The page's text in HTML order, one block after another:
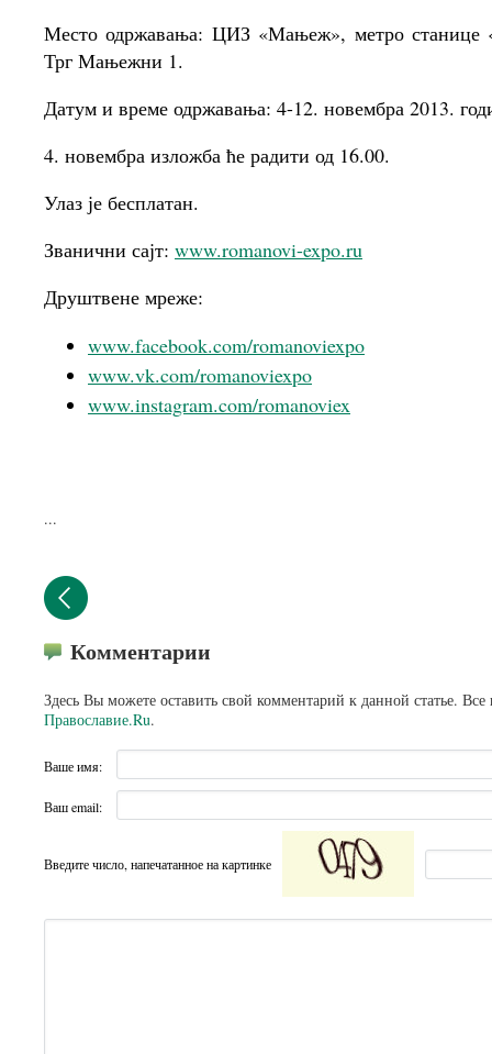
Место одржавања: ЦИЗ «Мањеж», метро станице
Трг Мањежни 1.
Датум и време одржавања: 4-12. новембра 2013.
4. новембра изложба ће радити од 16.00.
Улаз је бесплатан.
Званични сајт: www.romanovi-expo.ru
Друштвене мреже:
www.facebook.com/romanoviexpo
www.vk.com/romanoviexpo
www.instagram.com/romanoviex
...
Комментарии
Здесь Вы можете оставить свой комментарий к данной статье.
Православие.Ru.
Ваше имя:
Ваш email:
Введите число, напечатанное на картинке